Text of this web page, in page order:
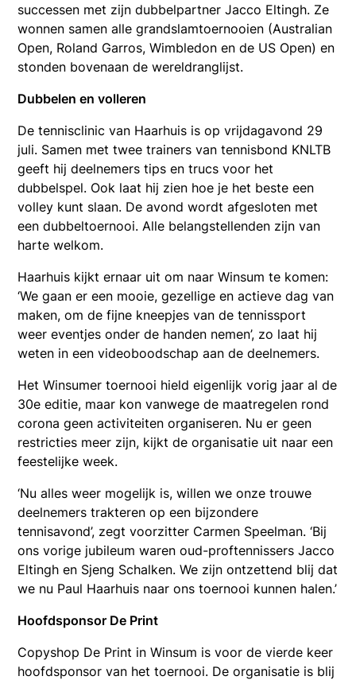
successen met zijn dubbelpartner Jacco Eltingh. Ze
wonnen samen alle grandslamtoernooien (Australian
Open, Roland Garros, Wimbledon en de US Open) en
stonden bovenaan de wereldranglijst.
Dubbelen en volleren
De tennisclinic van Haarhuis is op vrijdagavond 29
juli. Samen met twee trainers van tennisbond KNLTB
geeft hij deelnemers tips en trucs voor het
dubbelspel. Ook laat hij zien hoe je het beste een
volley kunt slaan. De avond wordt afgesloten met
een dubbeltoernooi. Alle belangstellenden zijn van
harte welkom.
Haarhuis kijkt ernaar uit om naar Winsum te komen:
‘We gaan er een mooie, gezellige en actieve dag van
maken, om de fijne kneepjes van de tennissport
weer eventjes onder de handen nemen’, zo laat hij
weten in een videoboodschap aan de deelnemers.
Het Winsumer toernooi hield eigenlijk vorig jaar al de
30e editie, maar kon vanwege de maatregelen rond
corona geen activiteiten organiseren. Nu er geen
restricties meer zijn, kijkt de organisatie uit naar een
feestelijke week.
‘Nu alles weer mogelijk is, willen we onze trouwe
deelnemers trakteren op een bijzondere
tennisavond’, zegt voorzitter Carmen Speelman. ‘Bij
ons vorige jubileum waren oud-proftennissers Jacco
Eltingh en Sjeng Schalken. We zijn ontzettend blij dat
we nu Paul Haarhuis naar ons toernooi kunnen halen.’
Hoofdsponsor De Print
Copyshop De Print in Winsum is voor de vierde keer
hoofdsponsor van het toernooi. De organisatie is blij